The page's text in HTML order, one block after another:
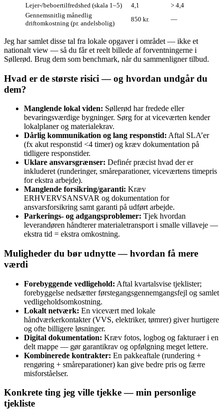
Lejer-/beboertilfredshed (skala 1–5)
4,1
> 4,4
Gennemsnitlig månedlig
driftomkostning (pr. andelsbolig)
850 kr. —
Jeg har samlet disse tal fra lokale opgaver i området — ikke et
nationalt view — så du får et reelt billede af forventningerne i
Søllerød. Brug dem som benchmark, når du sammenligner tilbud.
Hvad er de største risici — og hvordan undgår du
dem?
Manglende lokal viden: Søllerød har fredede eller
bevaringsværdige bygninger. Sørg for at viceværten kender
lokalplaner og materialekrav.
Dårlig kommunikation og lang responstid: Aftal SLA’er
(fx akut responstid <4 timer) og kræv dokumentation på
tidligere responstider.
Uklare ansvarsgrænser: Definér præcist hvad der er
inkluderet (runderinger, småreparationer, viceværtens timepris
for ekstra arbejde).
Manglende forsikring/garanti: Kræv
ERHVERVSANSVAR og dokumentation for
ansvarsforsikring samt garanti på udført arbejde.
Parkerings- og adgangsproblemer: Tjek hvordan
leverandøren håndterer materialetransport i smalle villaveje —
ekstra tid = ekstra omkostning.
Muligheder du bør udnytte — hvordan få mere
værdi
Forebyggende vedligehold: Aftal kvartalsvise tjeklister;
forebyggelse nedsætter førstegangsgennemgangsfejl og samlet
vedligeholdsomkostning.
Lokalt netværk: En vicevært med lokale
håndværkerkontakter (VVS, elektriker, tømrer) giver hurtigere
og ofte billigere løsninger.
Digital dokumentation: Kræv fotos, logbog og fakturaer i en
delt mappe — gør garantikrav og opfølgning meget lettere.
Kombinerede kontrakter: En pakkeaftale (rundering +
rengøring + småreparationer) kan give bedre pris og færre
misforståelser.
Konkrete ting jeg ville tjekke — min personlige
tjekliste